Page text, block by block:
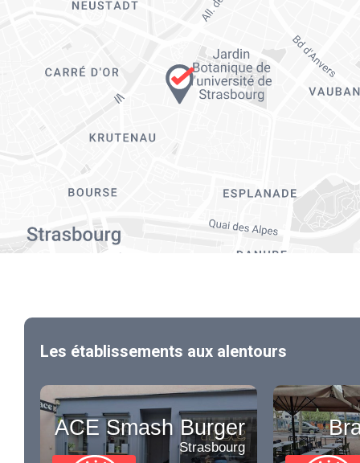
Les établissements aux alentours
ACE Smash Burger
Strasbourg